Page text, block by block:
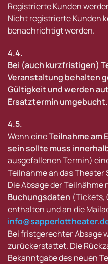
Registrierte Kunden
Nicht registrierte Kunden
benachrichtigt werden.
4.4.
Bei (auch kurzfristigen)
Veranstaltung behalten
Gültigkeit und werden
Ersatztermin umgebucht.
4.5.
Wenn eineTeilnahme am
sein sollte muss
ausgefallenen Termin)
Teilnahme an das Theater
Die Absage der Teilnähme
Buchungsdaten (Tickets,
enthalten und an die
Bei fristgerechter Absage
zurückerstattet. Die
Bekanntgabe des neuen